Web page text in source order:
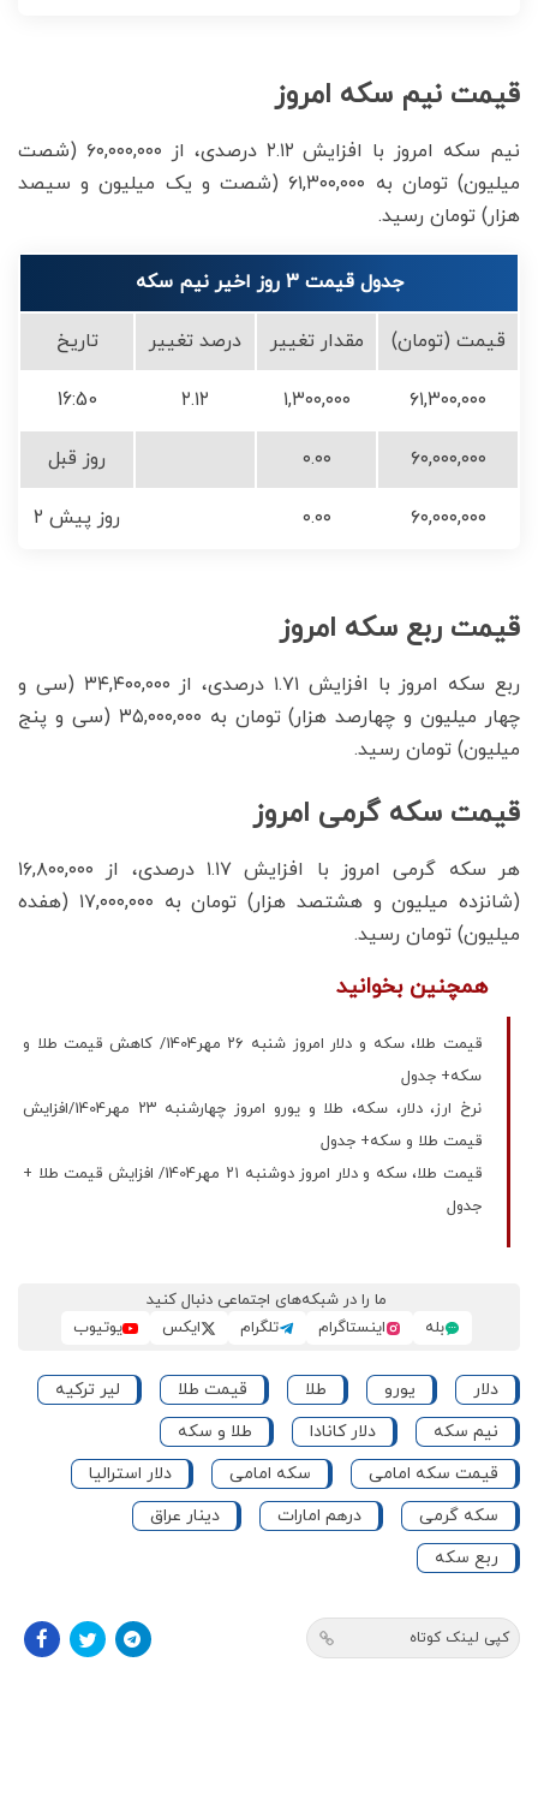
قیمت نیم سکه امروز
نیم سکه امروز با افزایش ۲.۱۲ درصدی، از ۶۰,۰۰۰,۰۰۰ (شصت
میلیون) تومان به ۶۱,۳۰۰,۰۰۰ (شصت و یک میلیون و سیصد
هزار) تومان رسید.
جدول قیمت 3 روز اخیر نیم سکه
قیمت (تومان) مقدار تغییر درصد تغییر تاریخ
۶۱,۳۰۰,۰۰۰ ۱,۳۰۰,۰۰۰ ۲.۱۲ 16:50
۶۰,۰۰۰,۰۰۰ ۰.۰۰ روز قبل
۶۰,۰۰۰,۰۰۰ ۰.۰۰ ۲ روز پیش
قیمت ربع سکه امروز
ربع سکه امروز با افزایش ۱.۷۱ درصدی، از ۳۴,۴۰۰,۰۰۰ (سی و
چهار میلیون و چهارصد هزار) تومان به ۳۵,۰۰۰,۰۰۰ (سی و پنج
میلیون) تومان رسید.
قیمت سکه گرمی امروز
هر سکه گرمی امروز با افزایش ۱.۱۷ درصدی، از ۱۶,۸۰۰,۰۰۰
(شانزده میلیون و هشتصد هزار) تومان به ۱۷,۰۰۰,۰۰۰ (هفده
میلیون) تومان رسید.
همچنین بخوانید
قیمت طلا، سکه و دلار امروز شنبه ۲۶ مهر1404/ کاهش قیمت طلا و
سکه+ جدول
نرخ ارز، دلار، سکه، طلا و یورو امروز چهارشنبه ۲۳ مهر1404/افزایش
قیمت طلا و سکه+ جدول
قیمت طلا، سکه و دلار امروز دوشنبه ۲۱ مهر1404/ افزایش قیمت‌ طلا +
جدول
ما را در شبکه‌های اجتماعی دنبال کنید
بله
اینستاگرام تلگرام ایکس یوتیوب
دلار یورو طلا قیمت طلا
لیر ترکیه
نیم سکه
دلار کانادا
طلا و سکه
قیمت سکه امامی
سکه امامی
دلار استرالیا
سکه گرمی
درهم امارات
دینار عراق
ربع سکه
کپی لینک کوتاه